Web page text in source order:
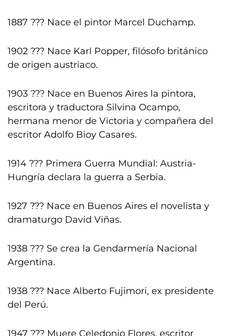
1887 ??? Nace el pintor Marcel Duchamp.
1902 ??? Nace Karl Popper, filósofo británico
de origen austriaco.
1903 ??? Nace en Buenos Aires la pintora,
escritora y traductora Silvina Ocampo,
hermana menor de Victoria y compañera del
escritor Adolfo Bioy Casares.
1914 ??? Primera Guerra Mundial: Austria-
Hungría declara la guerra a Serbia.
1927 ??? Nace en Buenos Aires el novelista y
dramaturgo David Viñas.
1938 ??? Se crea la Gendarmería Nacional
Argentina.
1938 ??? Nace Alberto Fujimori, ex presidente
del Perú.
1947 ??? Muere Celedonio Flores, escritor